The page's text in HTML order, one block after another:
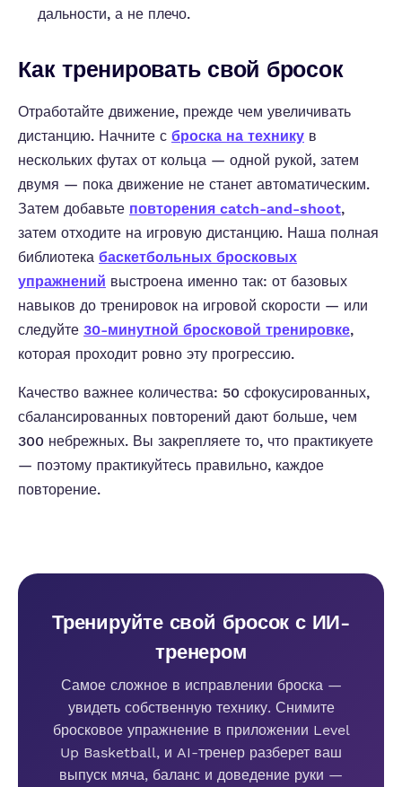
дальности, а не плечо.
Как тренировать свой бросок
Отработайте движение, прежде чем увеличивать
дистанцию. Начните с броска на технику в
нескольких футах от кольца — одной рукой, затем
двумя — пока движение не станет автоматическим.
Затем добавьте повторения catch-and-shoot,
затем отходите на игровую дистанцию. Наша полная
библиотека баскетбольных бросковых
упражнений выстроена именно так: от базовых
навыков до тренировок на игровой скорости — или
следуйте 30-минутной бросковой тренировке,
которая проходит ровно эту прогрессию.
Качество важнее количества: 50 сфокусированных,
сбалансированных повторений дают больше, чем
300 небрежных. Вы закрепляете то, что практикуете
— поэтому практикуйтесь правильно, каждое
повторение.
Тренируйте свой бросок с ИИ-
тренером
Самое сложное в исправлении броска —
увидеть собственную технику. Снимите
бросковое упражнение в приложении Level
Up Basketball, и AI-тренер разберет ваш
выпуск мяча, баланс и доведение руки —